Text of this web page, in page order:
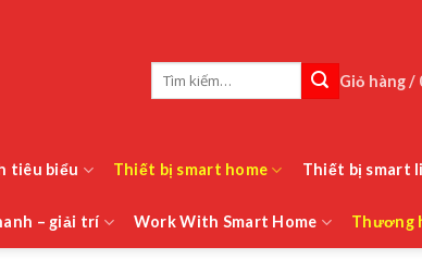
Tìm
Giỏ hàng /
tiêu biểu Thiết bị smart home Thiết bị smart
– giải trí Work With Smart Home Thương